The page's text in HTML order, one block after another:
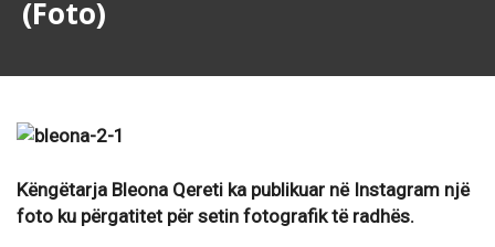
(Foto)
Këngëtarja Bleona Qereti ka publikuar në Instagram një
foto ku përgatitet për setin fotografik të radhës.